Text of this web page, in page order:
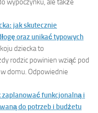
jak skutecznie
oraz unikać typowych
dziecka to
rodzic powinien wziąć pod
domu. Odpowiednie
zaplanować funkcjonalną i
do potrzeb i budżetu